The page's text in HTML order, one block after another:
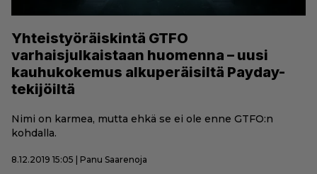
Yhteistyöräiskintä GTFO
varhaisjulkaistaan huomenna – uusi
kauhukokemus alkuperäisiltä Payday-
tekijöiltä
Nimi on karmea, mutta ehkä se ei ole enne GTFO:n
kohdalla.
8.12.2019 15:05 | Panu Saarenoja